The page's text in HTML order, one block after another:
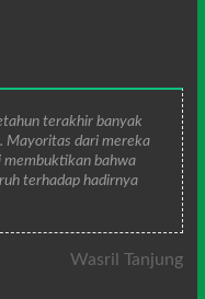
terakhir banyak
Mayoritas dari mereka
membuktikan bahwa
terhadap hadirnya
Wasril Tanjung